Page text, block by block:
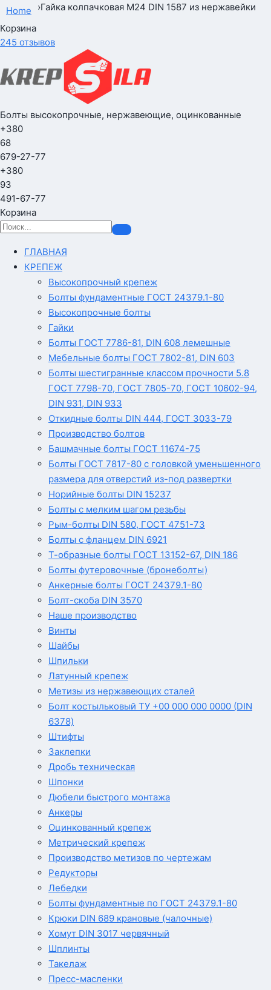
Home ›Гайка колпачковая М24 DIN 1587 из нержавейки
Корзина
245 отзывов
Болты высокопрочные, нержавеющие, оцинкованные
+380
68
679-27-77
+380
93
491-67-77
Корзина
ГЛАВНАЯ
КРЕПЕЖ
Высокопрочный крепеж
Болты фундаментные ГОСТ 24379.1-80
Высокопрочные болты
Гайки
Болты ГОСТ 7786-81, DIN 608 лемешные
Мебельные болты ГОСТ 7802-81, DIN 603
Болты шестигранные классом прочности 5.8
ГОСТ 7798-70, ГОСТ 7805-70, ГОСТ 10602-94,
DIN 931, DIN 933
Откидные болты DIN 444, ГОСТ 3033-79
Производство болтов
Башмачные болты ГОСТ 11674-75
Болты ГОСТ 7817-80 с головкой уменьшенного
размера для отверстий из-под развертки
Норийные болты DIN 15237
Болты с мелким шагом резьбы
Рым-болты DIN 580, ГОСТ 4751-73
Болты с фланцем DIN 6921
Т-образные болты ГОСТ 13152-67, DIN 186
Болты футеровочные (бронеболты)
Анкерные болты ГОСТ 24379.1-80
Болт-скоба DIN 3570
Наше производство
Винты
Шайбы
Шпильки
Латунный крепеж
Метизы из нержавеющих сталей
Болт костыльковый ТУ +00 000 000 0000 (DIN
6378)
Штифты
Заклепки
Дробь техническая
Шпонки
Дюбели быстрого монтажа
Анкеры
Оцинкованный крепеж
Метрический крепеж
Производство метизов по чертежам
Редукторы
Лебедки
Болты фундаментные по ГОСТ 24379.1-80
Крюки DIN 689 крановые (чалочные)
Хомут DIN 3017 червячный
Шплинты
Такелаж
Пресс-масленки